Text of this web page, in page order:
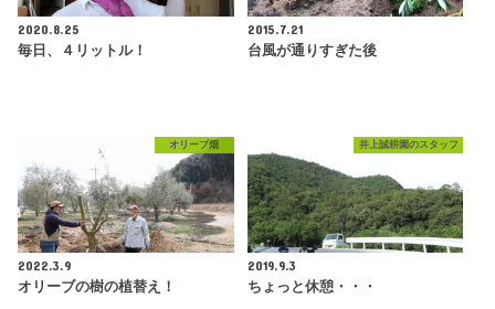
2020.8.25
毎日、４リットル！
2015.7.21
台風が通りすぎた後
オリーブ畑
2022.3.9
オリーブの樹の植替え！
井上誠耕園のスタッフ
2019.9.3
ちょっと休憩・・・